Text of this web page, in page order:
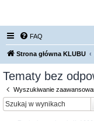
FAQ
Strona główna KLUBU
Tematy bez
Wyszukiwanie